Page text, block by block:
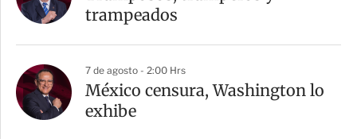
trampeados
7 de agosto - 2:00 Hrs
México censura, Washington lo
exhibe